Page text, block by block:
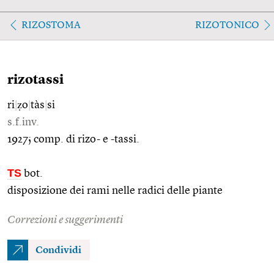
RIZOSTOMA RIZOTONICO
rizotassi
ri ẓo tàs si
s.f.inv.
1927; comp. di rizo- e -tassi.
TS bot.
disposizione dei rami nelle radici delle piante
Correzioni e suggerimenti
Condividi